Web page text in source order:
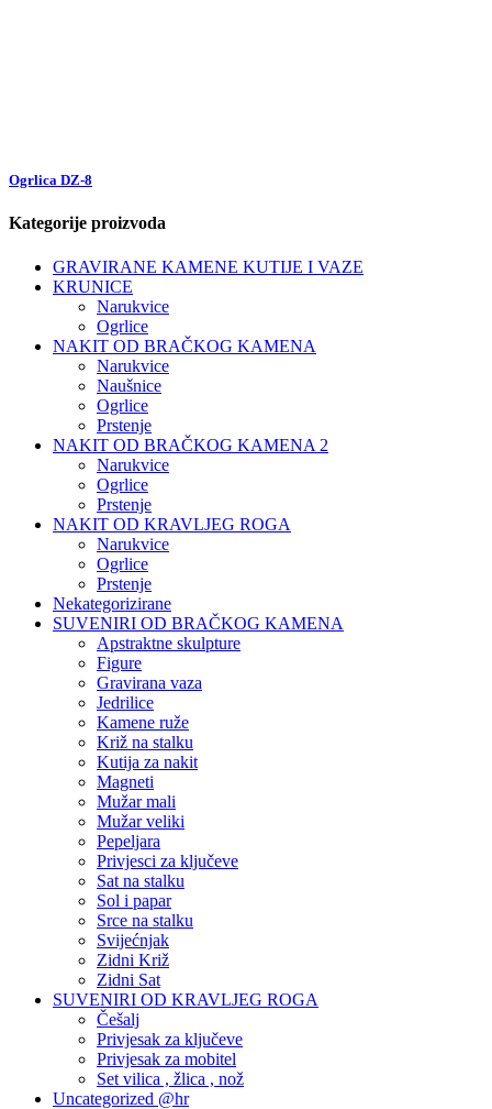
Ogrlica DZ-8
Kategorije proizvoda
GRAVIRANE KAMENE KUTIJE I VAZE
KRUNICE
Narukvice
Ogrlice
NAKIT OD BRAČKOG KAMENA
Narukvice
Naušnice
Ogrlice
Prstenje
NAKIT OD BRAČKOG KAMENA 2
Narukvice
Ogrlice
Prstenje
NAKIT OD KRAVLJEG ROGA
Narukvice
Ogrlice
Prstenje
Nekategorizirane
SUVENIRI OD BRAČKOG KAMENA
Apstraktne skulpture
Figure
Gravirana vaza
Jedrilice
Kamene ruže
Križ na stalku
Kutija za nakit
Magneti
Mužar mali
Mužar veliki
Pepeljara
Privjesci za ključeve
Sat na stalku
Sol i papar
Srce na stalku
Svijećnjak
Zidni Križ
Zidni Sat
SUVENIRI OD KRAVLJEG ROGA
Češalj
Privjesak za ključeve
Privjesak za mobitel
Set vilica , žlica , nož
Uncategorized @hr